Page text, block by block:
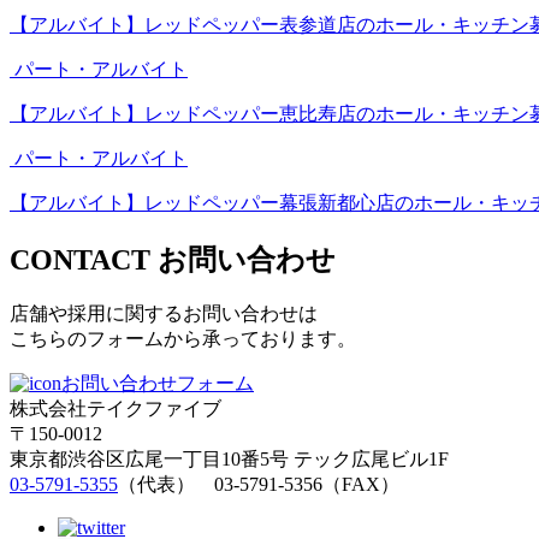
【アルバイト】レッドペッパー表参道店のホール・キッチン
パート・アルバイト
【アルバイト】レッドペッパー恵比寿店のホール・キッチン
パート・アルバイト
【アルバイト】レッドペッパー幕張新都心店のホール・キッ
CONTACT お問い合わせ
店舗や採用に関するお問い合わせは
こちらのフォームから承っております。
お問い合わせフォーム
株式会社テイクファイブ
〒150-0012
東京都渋谷区広尾一丁目10番5号 テック広尾ビル1F
03-5791-5355 （代表） 03-5791-5356（FAX）